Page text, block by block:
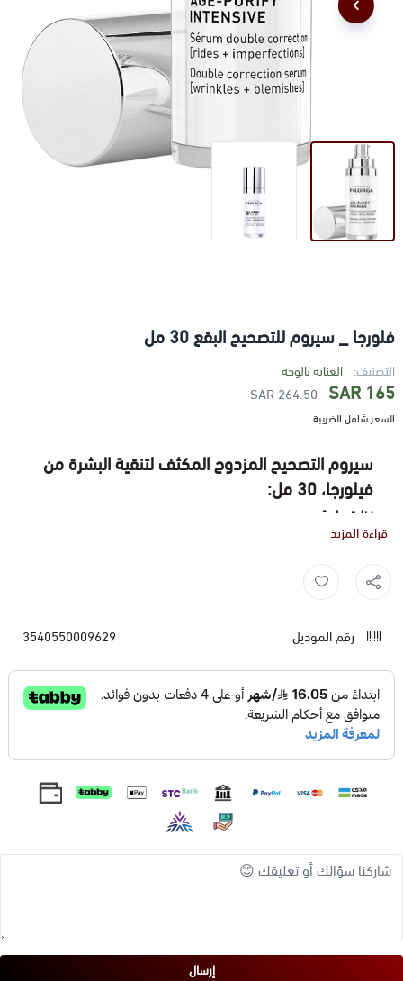
فلورجا _ سيروم للتصحيح البقع 30 مل
التصنيف: العناية بالوجة
165 SAR
264.50 SAR
السعر شامل الضريبة
سيروم التصحيح المزدوج المكثف لتنقية البشرة من
فيلورجا، 30 مل:
نظرة عامة:
هو سيروم مخصص للبشرة المختلطة إلى الدهنية المعرضة للعيوب
من علامة فيلورجا الفرنسية.
المكونات الرئيسية:
الببتيدات:تحفز إنتاج الكولاجين والإيلاستين، مما يساعد على
تحسين مرونة البشرة وتقليل ظهور الخطوط الدقيقة والتجاعيد.
حمض الصفصاف:له خصائص مضادة للالتهابات وتنظيم إفراز
الزهم، مما يساعد على تقليل ظهور البثور والرؤوس السوداء.
نياسيناميد:
زيت بذور العنب:غني بمضادات الأكسدة التي تحمي البشرة من
التلف caused by free radicals.
ينظم إفراز الزهم ويقلل من ظهور المسام الواسعة.
يرطب البشرة ويحافظ على رطوبتها.
يحسن مرونة البشرة ويقلل من ظهور الخطوط الدقيقة والتجاعيد.
قراءة المزيد
سيروم التصحيح المزدوج ,
رقم الموديل 3540550009629
إرسال